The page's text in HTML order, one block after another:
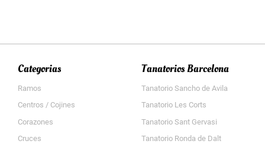
Categorias
Ramos
Centros / Cojines
Corazones
Cruces
Tanatorios Barcelona
Tanatorio Sancho de Avila
Tanatorio Les Corts
Tanatorio Sant Gervasi
Tanatorio Ronda de Dalt